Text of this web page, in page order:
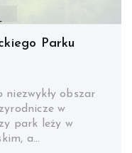
Parku
obszar
w
park leży w
a…